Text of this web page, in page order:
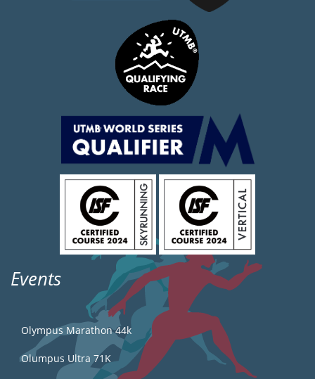
Events
Olympus Marathon 44k
Olumpus Ultra 71K